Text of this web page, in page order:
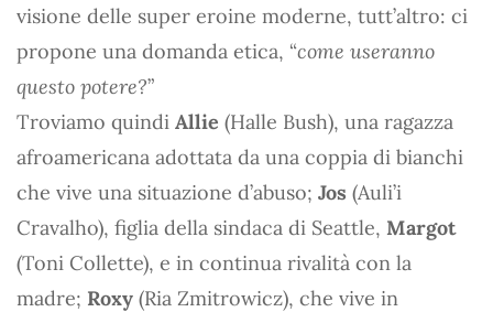
visione delle super eroine moderne, tutt’altro: ci
propone una domanda etica, “come useranno
questo potere?”
Troviamo quindi Allie (Halle Bush), una ragazza
afroamericana adottata da una coppia di bianchi
che vive una situazione d’abuso; Jos (Auli’i
Cravalho), figlia della sindaca di Seattle, Margot
(Toni Collette), e in continua rivalità con la
madre; Roxy (Ria Zmitrowicz), che vive in